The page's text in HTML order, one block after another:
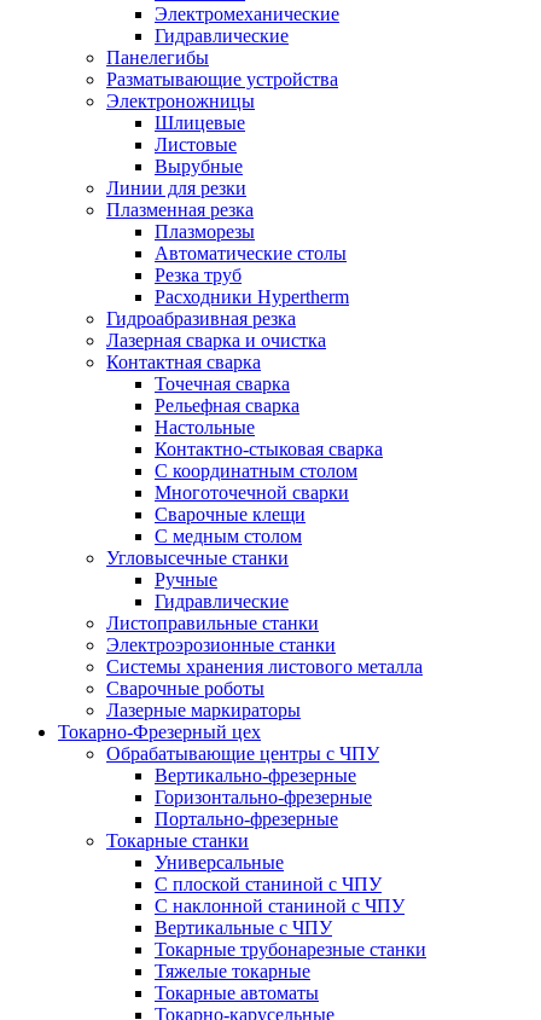
Электромеханические
Гидравлические
Панелегибы
Разматывающие устройства
Электроножницы
Шлицевые
Листовые
Вырубные
Линии для резки
Плазменная резка
Плазморезы
Автоматические столы
Резка труб
Расходники Hypertherm
Гидроабразивная резка
Лазерная сварка и очистка
Контактная сварка
Точечная сварка
Рельефная сварка
Настольные
Контактно-стыковая сварка
С координатным столом
Многоточечной сварки
Сварочные клещи
С медным столом
Угловысечные станки
Ручные
Гидравлические
Листоправильные станки
Электроэрозионные станки
Системы хранения листового металла
Сварочные роботы
Лазерные маркираторы
Токарно-Фрезерный цех
Обрабатывающие центры с ЧПУ
Вертикально-фрезерные
Горизонтально-фрезерные
Портально-фрезерные
Токарные станки
Универсальные
С плоской станиной с ЧПУ
С наклонной станиной с ЧПУ
Вертикальные с ЧПУ
Токарные трубонарезные станки
Тяжелые токарные
Токарные автоматы
Токарно-карусельные